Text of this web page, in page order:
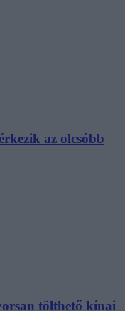
az olcsóbb
tölthető kínai